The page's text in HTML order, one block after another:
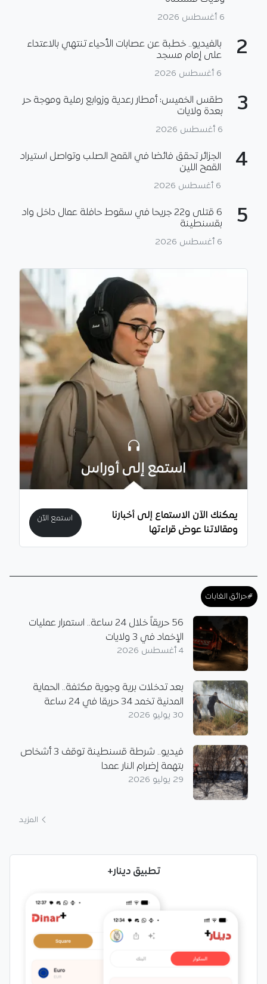
6 أغسطس 2026
2
بالفيديو.. خطبة عن عصابات الأحياء تنتهي بالاعتداء
على إمام مسجد
6 أغسطس 2026
3
طقس الخميس: أمطار رعدية وزوابع رملية وموجة حر
بعدة ولايات
6 أغسطس 2026
4
الجزائر تحقق فائضا في القمح الصلب وتواصل استيراد
القمح اللين
6 أغسطس 2026
5
6 قتلى و22 جريحا في سقوط حافلة عمال داخل واد
بقسنطينة
6 أغسطس 2026
استمع إلى أوراس
يمكنك الآن الاستماع إلى أخبارنا
ومقالاتنا عوض قراءتها
استمع الآن
#حرائق الغابات
56 حريقاً خلال 24 ساعة.. استمرار عمليات
الإخماد في 3 ولايات
4 أغسطس 2026
بعد تدخلات برية وجوية مكثفة.. الحماية
المدنية تخمد 34 حريقا في 24 ساعة
30 يوليو 2026
فيديو.. شرطة قسنطينة توقف 3 أشخاص
بتهمة إضرام النار عمدا
29 يوليو 2026
المزيد
تطبيق دينار+